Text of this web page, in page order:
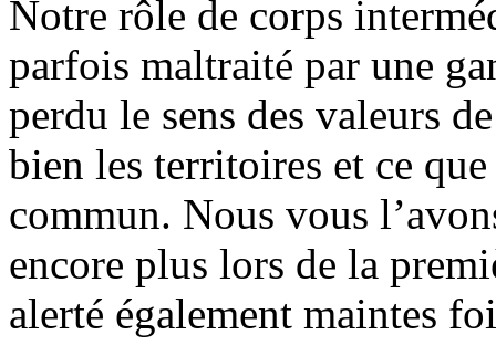
Notre rôle de corps
parfois maltraité par une
perdu le sens des valeurs
bien les territoires et ce
commun. Nous vous
encore plus lors de la
alerté également maintes